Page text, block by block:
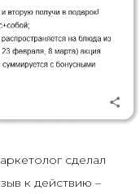
сделал
к действию –